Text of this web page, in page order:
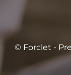
© Forclet -